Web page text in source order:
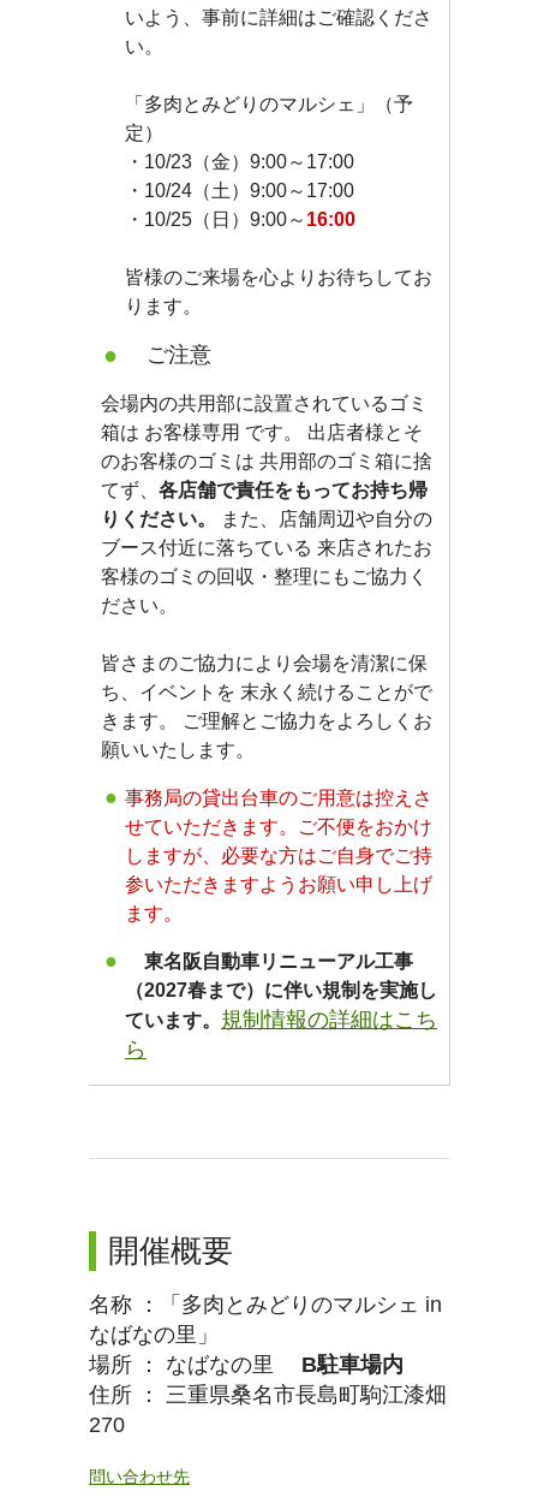
いよう、事前に詳細はご確認くださ
い。
「多肉とみどりのマルシェ」（予
定）
・10/23（金）9:00～17:00
・10/24（土）9:00～17:00
・10/25（日）9:00～ 16:00
皆様のご来場を心よりお待ちしてお
ります。
ご注意
会場内の共用部に設置されているゴミ
箱は お客様専用 です。 出店者様とそ
のお客様のゴミは 共用部のゴミ箱に捨
てず、 各店舗で責任をもってお持ち帰
りください。
また、店舗周辺や自分の
ブース付近に落ちている 来店されたお
客様のゴミの回収・整理にもご協力く
ださい。
皆さまのご協力により会場を清潔に保
ち、イベントを 末永く続けることがで
きます。 ご理解とご協力をよろしくお
願いいたします。
事務局の貸出台車のご用意は控えさ
せていただきます。ご不便をおかけ
しますが、必要な方はご自身でご持
参いただきますようお願い申し上げ
ます。
東名阪自動車リニューアル工事
（2027春まで）に伴い規制を実施し
ています。 規制情報の詳細はこち
ら
開催概要
名称 ：「多肉とみどりのマルシェ in
なばなの里」
場所 ： なばなの里 B駐車場内
住所 ： 三重県桑名市長島町駒江漆畑
270
問い合わせ先